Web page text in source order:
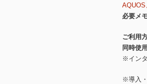
AQUOS
必要メ
ご利用
同時使
※イン
※導入